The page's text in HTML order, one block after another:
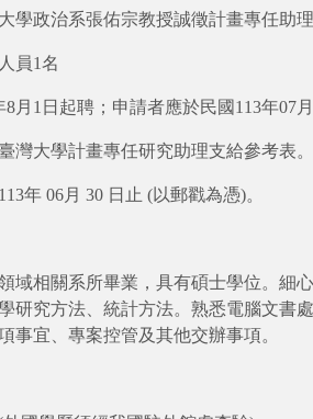
學政治系張佑宗教授誠徵計畫專任助理
員1名
8月1日起聘；申請者應於民國113年07
灣大學計畫專任研究助理支給參考表。
年 06月 30 日止 (以郵戳為憑)。
域相關系所畢業，具有碩士學位。細心
研究方法、統計方法。熟悉電腦文書
事宜、專案控管及其他交辦事項。